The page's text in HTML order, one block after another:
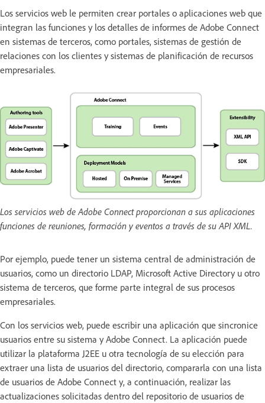
Los servicios web le permiten crear portales o aplicaciones web que
integran las funciones y los detalles de informes de Adobe Connect
en sistemas de terceros, como portales, sistemas de gestión de
relaciones con los clientes y sistemas de planificación de recursos
empresariales.
Los servicios web de Adobe Connect proporcionan a sus aplicaciones
funciones de reuniones, formación y eventos a través de su API XML.
Por ejemplo, puede tener un sistema central de administración de
usuarios, como un directorio LDAP, Microsoft Active Directory u otro
sistema de terceros, que forme parte integral de sus procesos
empresariales.
Con los servicios web, puede escribir una aplicación que sincronice
usuarios entre su sistema y Adobe Connect. La aplicación puede
utilizar la plataforma J2EE u otra tecnología de su elección para
extraer una lista de usuarios del directorio, compararla con una lista
de usuarios de Adobe Connect y, a continuación, realizar las
actualizaciones solicitadas dentro del repositorio de usuarios de